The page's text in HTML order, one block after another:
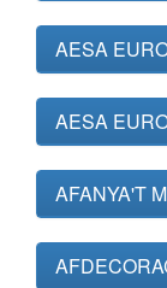
AESA
AESA
AFANYA'T